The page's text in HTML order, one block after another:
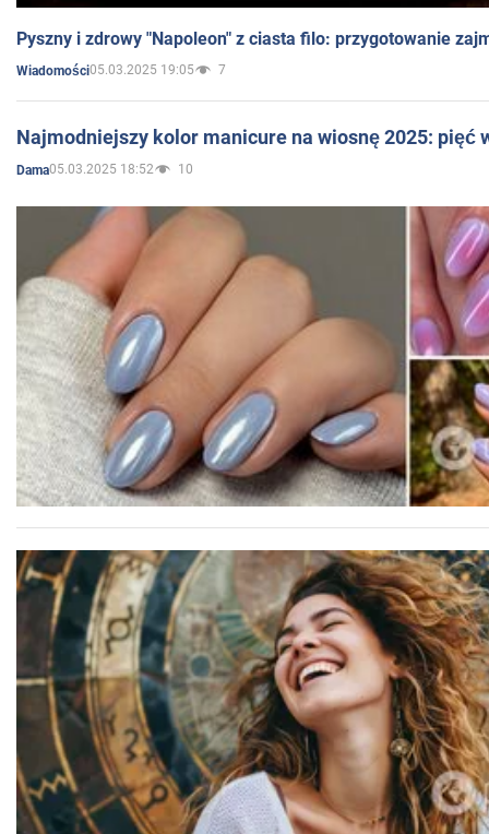
Pyszny i zdrowy "Napoleon" z ciasta filo: przygotowanie
Wiadomości05.03.2025 19:05 7
Najmodniejszy kolor manicure na wiosnę 2025: pięć
Dama05.03.2025 18:52 10